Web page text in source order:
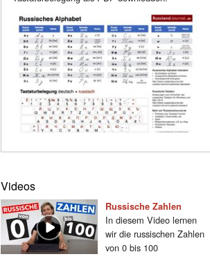
Videos
Russische Zahlen
In diesem Video lernen
wir die russischen Zahlen
von 0 bis 100